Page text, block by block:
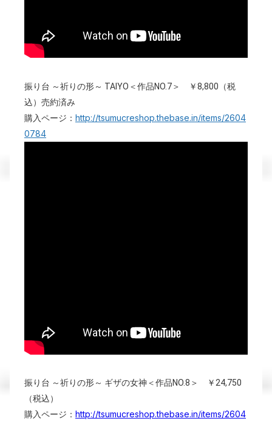
振り台 ～祈りの形～ TAIYO＜作品NO.7＞
￥8,800（税
込）売約済み
購入ページ： http://tsumucreshop.thebase.in/items/2604
0784
振り台 ～祈りの形～ ギザの女神＜作品NO.8＞ ￥24,750
（税込）
購入ページ： http://tsumucreshop.thebase.in/items/2604